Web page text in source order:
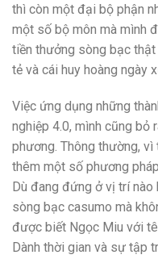
thì còn một đại bộ phận
một số bộ môn mà mình
tiền thưởng sòng bạc
tẻ và cái huy hoàng ngày
Việc ứng dụng những
nghiệp 4.0, mình cũng bỏ
phương. Thông thường,
thêm một số phương
Dù đang đứng ở vị trí
sòng bạc casumo mà
được biết Ngọc Miu với
Dành thời gian và sự tập